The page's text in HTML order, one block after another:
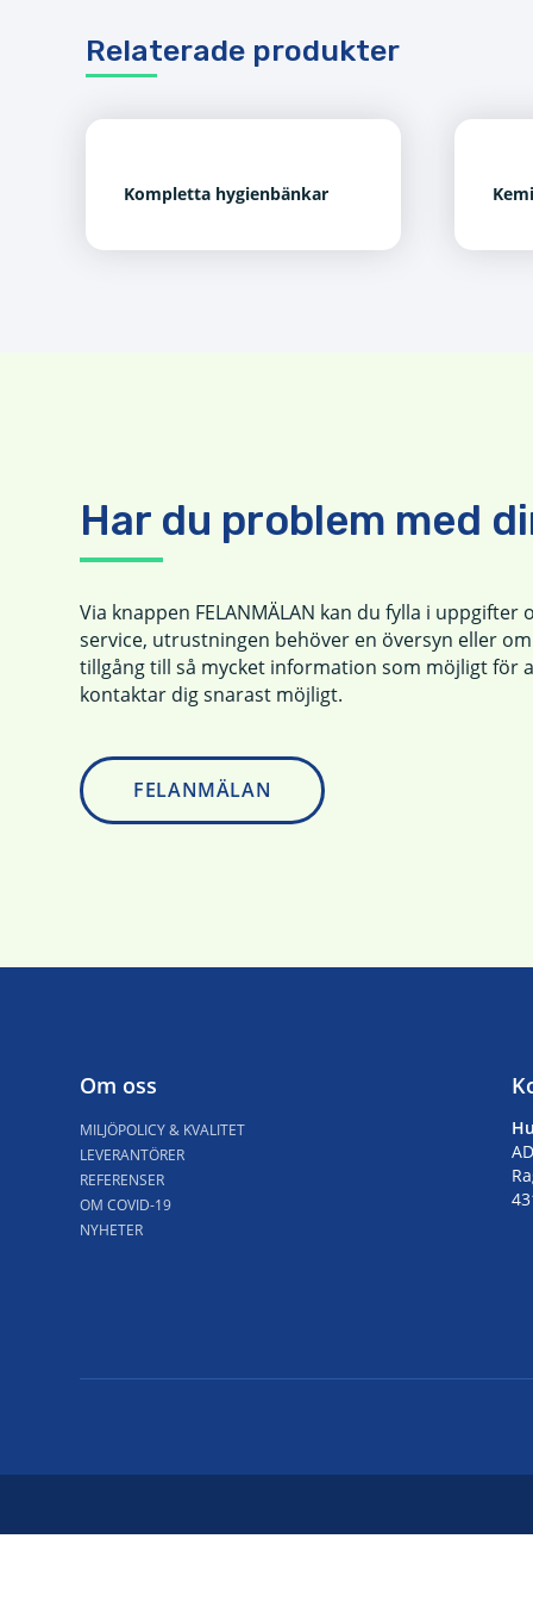
Relaterade produkter
Kompletta hygienbänkar
Har du problem med
Via knappen FELANMÄLAN kan du fylla i
service, utrustningen behöver en översyn eller
tillgång till så mycket information som möjligt för
kontaktar dig snarast möjligt.
FELANMÄLAN
Om oss
MILJÖPOLICY & KVALITET
LEVERANTÖRER
REFERENSER
OM COVID-19
NYHETER